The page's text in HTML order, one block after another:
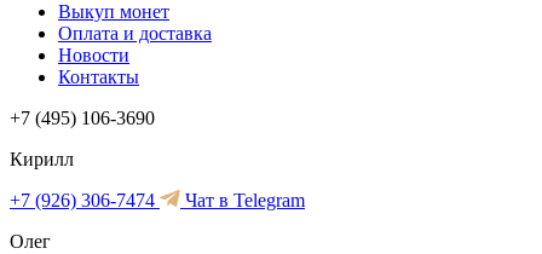
Выкуп монет
Оплата и доставка
Новости
Контакты
+7 (495) 106-3690
Кирилл
+7 (926) 306-7474
Чат в Telegram
Олег